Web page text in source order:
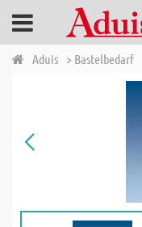
Aduis > Bastelbedarf